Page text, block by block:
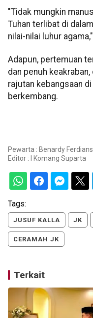
"Tidak mungkin
Tuhan terlibat di
nilai-nilai luhur
Adapun, pertemuan
dan penuh
rajutan kebangsaan
berkembang.
Pewarta : Benardy
Editor :
I Komang Suparta
Tags:
JUSUF KALLA JK
CERAMAH JK
Terkait